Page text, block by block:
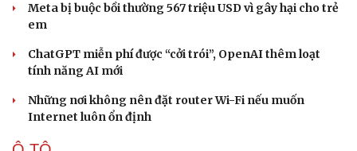
Meta bị buộc bồi thường 567 triệu USD vì gây hại cho trẻ
em
ChatGPT miễn phí được “cởi trói”, OpenAI thêm loạt
tính năng AI mới
Những nơi không nên đặt router Wi-Fi nếu muốn
Internet luôn ổn định